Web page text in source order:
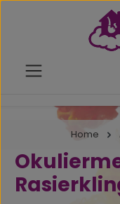
Zum Hauptinhalt
Home